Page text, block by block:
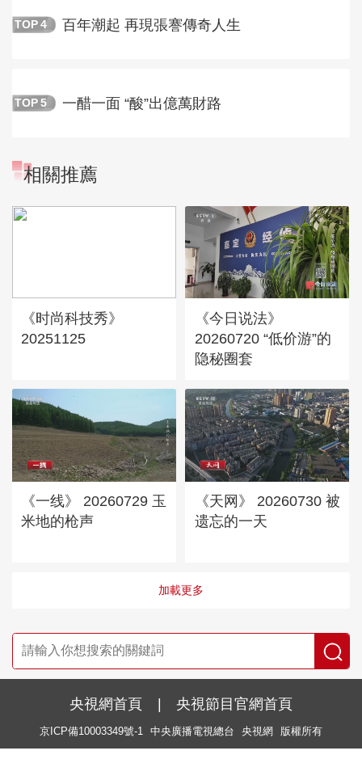
TOP 4 百年潮起 再現張謇傳奇人生
TOP 5 一醋一面 “酸”出億萬財路
相關推薦
《时尚科技秀》
20251125
《今日说法》
20260720 “低价游”的
隐秘圈套
《一线》 20260729 玉
米地的枪声
《天网》 20260730 被
遗忘的一天
加載更多
央視網首頁 | 央視節目官網首頁
京ICP備10003349號-1 中央廣播電視總台 央視網 版權所有